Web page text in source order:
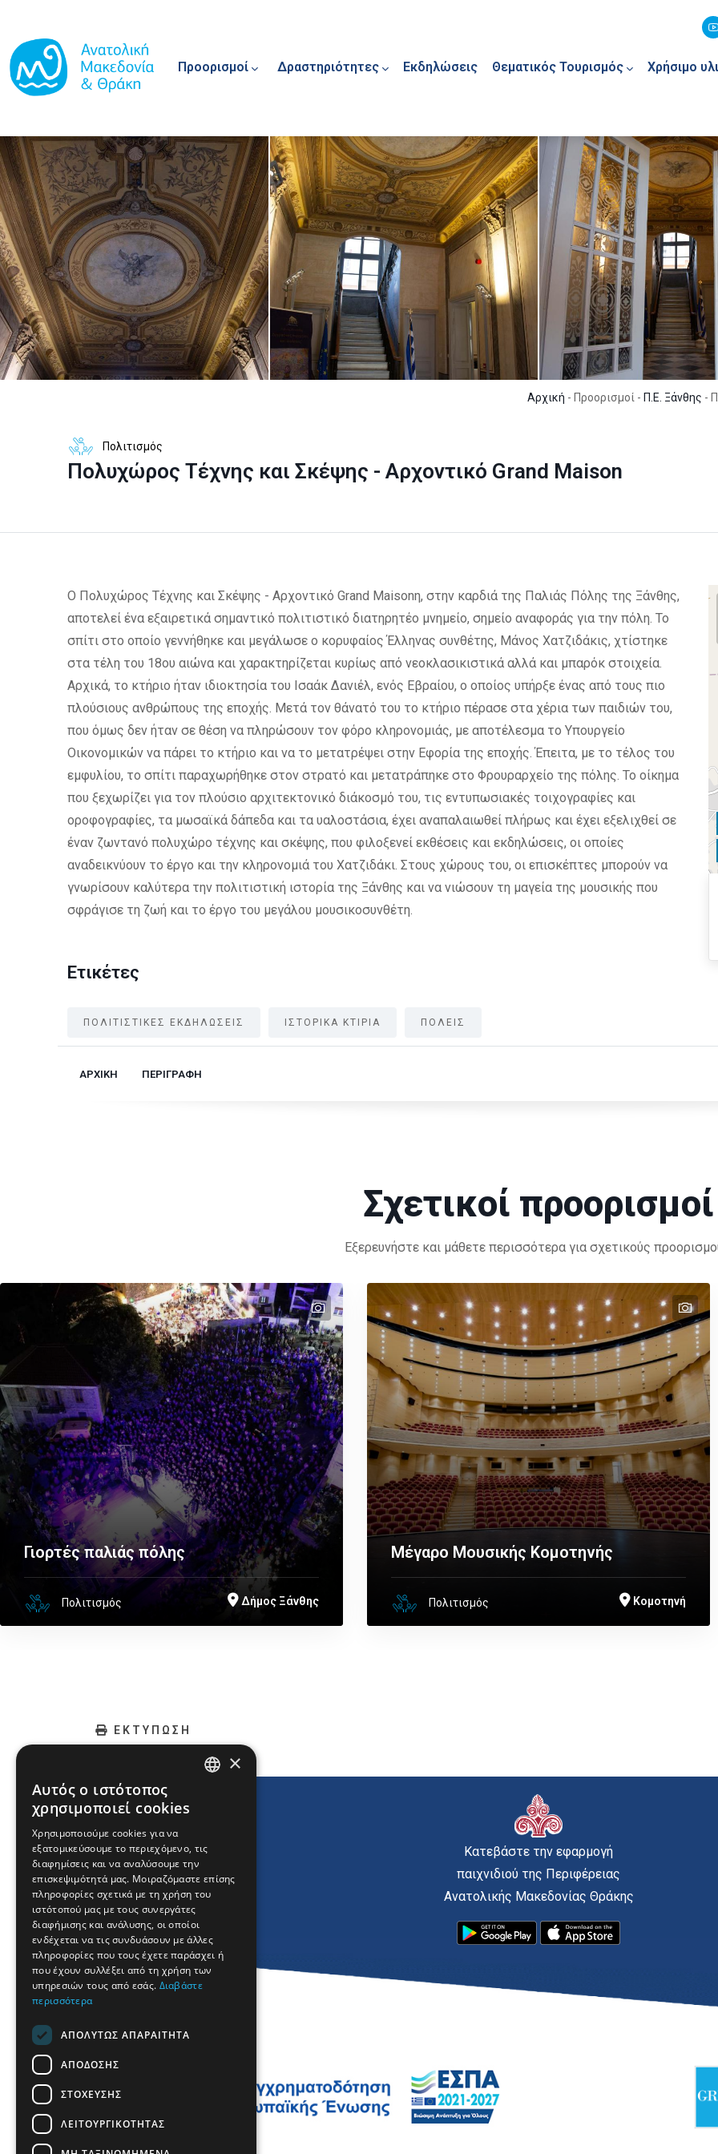
Προορισμοί Δραστηριότητες Εκδηλώσεις Θεματικός Τουρισμός Χρήσιμο
Αρχική - Προορισμοί - Π.Ε. Ξάνθης -
Πολιτισμός
Πολυχώρος Τέχνης και Σκέψης - Αρχοντικό Grand Maison
O Πολυχώρος Τέχνης και Σκέψης - Αρχοντικό Grand Maisonη, στην καρδιά της Παλιάς Πόλης της Ξάνθης,
αποτελεί ένα εξαιρετικά σημαντικό πολιτιστικό διατηρητέο μνημείο, σημείο αναφοράς για την πόλη. Το
σπίτι στο οποίο γεννήθηκε και μεγάλωσε ο κορυφαίος Έλληνας συνθέτης, Μάνος Χατζιδάκις, χτίστηκε
στα τέλη του 18ου αιώνα και χαρακτηρίζεται κυρίως από νεοκλασικιστικά αλλά και μπαρόκ στοιχεία.
Αρχικά, το κτήριο ήταν ιδιοκτησία του Ισαάκ Δανιέλ, ενός Εβραίου, ο οποίος υπήρξε ένας από τους πιο
πλούσιους ανθρώπους της εποχής. Μετά τον θάνατό του το κτήριο πέρασε στα χέρια των παιδιών του,
που όμως δεν ήταν σε θέση να πληρώσουν τον φόρο κληρονομιάς, με αποτέλεσμα το Υπουργείο
Οικονομικών να πάρει το κτήριο και να το μετατρέψει στην Εφορία της εποχής. Έπειτα, με το τέλος του
εμφυλίου, το σπίτι παραχωρήθηκε στον στρατό και μετατράπηκε στο Φρουραρχείο της πόλης. Το οίκημα
που ξεχωρίζει για τον πλούσιο αρχιτεκτονικό διάκοσμό του, τις εντυπωσιακές τοιχογραφίες και
οροφογραφίες, τα μωσαϊκά δάπεδα και τα υαλοστάσια, έχει αναπαλαιωθεί πλήρως και έχει εξελιχθεί σε
έναν ζωντανό πολυχώρο τέχνης και σκέψης, που φιλοξενεί εκθέσεις και εκδηλώσεις, οι οποίες
αναδεικνύουν το έργο και την κληρονομιά του Χατζιδάκι. Στους χώρους του, οι επισκέπτες μπορούν να
γνωρίσουν καλύτερα την πολιτιστική ιστορία της Ξάνθης και να νιώσουν τη μαγεία της μουσικής που
σφράγισε τη ζωή και το έργο του μεγάλου μουσικοσυνθέτη.
Ετικέτες
ΠΟΛΙΤΙΣΤΙΚΕΣ ΕΚΔΗΛΩΣΕΙΣ ΙΣΤΟΡΙΚΑ ΚΤΙΡΙΑ ΠΟΛΕΙΣ
ΑΡΧΙΚΗ ΠΕΡΙΓΡΑΦΗ
Σχετικοί προορισμοί
Εξερευνήστε και μάθετε περισσότερα για σχετικούς
text
text
Γιορτές παλιάς πόλης
Πολιτισμός Δήμος Ξάνθης
text
Μέγαρο Μουσικής Κομοτηνής
Πολιτισμός Κομοτηνή
ΕΚΤΥΠΩΣΗ
Κατεβάστε την εφαρμογή
παιχνιδιού της Περιφέρειας
Ανατολικής Μακεδονίας Θράκης
FRENCH
BULGARIAN
ROMANIAN
TURKISH
×
Αυτός ο ιστότοπος
χρησιμοποιεί cookies
Χρησιμοποιούμε cookies για να
εξατομικεύσουμε το περιεχόμενο, τις
διαφημίσεις και να αναλύσουμε την
επισκεψιμότητά μας. Μοιραζόμαστε επίσης
πληροφορίες σχετικά με τη χρήση του
ιστότοπού μας με τους συνεργάτες
διαφήμισης και ανάλυσης, οι οποίοι
ενδέχεται να τις συνδυάσουν με άλλες
πληροφορίες που τους έχετε παράσχει ή
που έχουν συλλέξει από τη χρήση των
υπηρεσιών τους από εσάς. Διαβάστε
περισσότερα
ΑΠΟΛΎΤΩΣ ΑΠΑΡΑΊΤΗΤΑ
ΑΠΌΔΟΣΗΣ
ΣΤΌΧΕΥΣΗΣ
ΛΕΙΤΟΥΡΓΙΚΌΤΗΤΑΣ